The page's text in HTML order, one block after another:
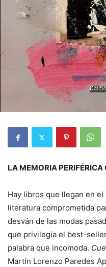
LA MEMORIA
Hay libros que llegan en
literatura comprometida
desván de las modas
que privilegia el best-
palabra que incomoda.
Martín Lorenzo Paredes